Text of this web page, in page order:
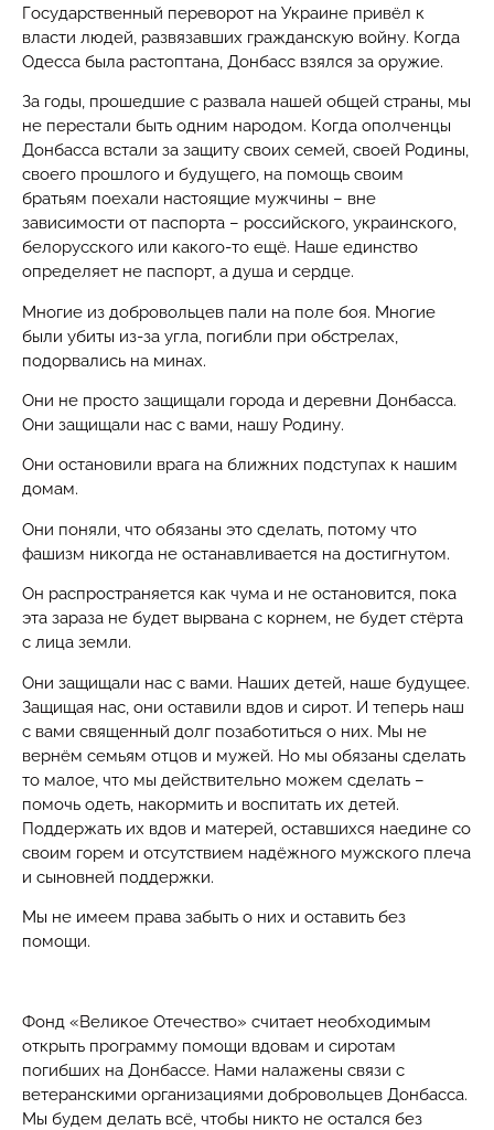
Государственный переворот на Украине привёл к
власти людей, развязавших гражданскую войну. Когда
Одесса была растоптана, Донбасс взялся за оружие.
За годы, прошедшие с развала нашей общей страны, мы
не перестали быть одним народом. Когда ополченцы
Донбасса встали за защиту своих семей, своей Родины,
своего прошлого и будущего, на помощь своим
братьям поехали настоящие мужчины – вне
зависимости от паспорта – российского, украинского,
белорусского или какого-то ещё. Наше единство
определяет не паспорт, а душа и сердце.
Многие из добровольцев пали на поле боя. Многие
были убиты из-за угла, погибли при обстрелах,
подорвались на минах.
Они не просто защищали города и деревни Донбасса.
Они защищали нас с вами, нашу Родину.
Они остановили врага на ближних подступах к нашим
домам.
Они поняли, что обязаны это сделать, потому что
фашизм никогда не останавливается на достигнутом.
Он распространяется как чума и не остановится, пока
эта зараза не будет вырвана с корнем, не будет стёрта
с лица земли.
Они защищали нас с вами. Наших детей, наше будущее.
Защищая нас, они оставили вдов и сирот. И теперь наш
с вами священный долг позаботиться о них. Мы не
вернём семьям отцов и мужей. Но мы обязаны сделать
то малое, что мы действительно можем сделать –
помочь одеть, накормить и воспитать их детей.
Поддержать их вдов и матерей, оставшихся наедине со
своим горем и отсутствием надёжного мужского плеча
и сыновней поддержки.
Мы не имеем права забыть о них и оставить без
помощи.
Фонд «Великое Отечество» считает необходимым
открыть программу помощи вдовам и сиротам
погибших на Донбассе. Нами налажены связи с
ветеранскими организациями добровольцев Донбасса.
Мы будем делать всё, чтобы никто не остался без